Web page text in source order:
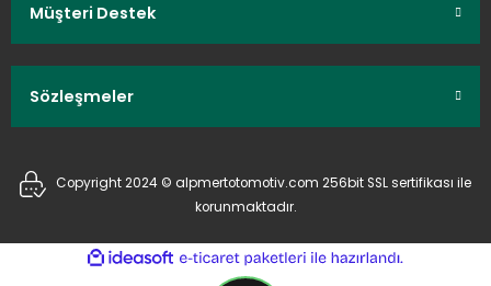
Müşteri Destek
Sözleşmeler
Copyright 2024 © alpmertotomotiv.com 256bit SSL sertifikası ile
korunmaktadır.
ideasoft
e-